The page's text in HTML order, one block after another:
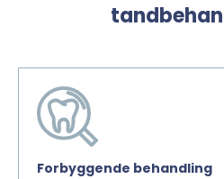
Forbyggende behandling